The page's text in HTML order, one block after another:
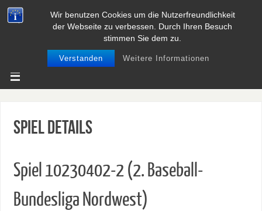
Wir benutzen Cookies um die Nutzerfreundlichkeit
der Webseite zu verbessen. Durch Ihren Besuch
stimmen Sie dem zu.
Verstanden Weitere Informationen
BASEBALL UND SOFTBALL IN
NIEDERSACHSEN
Spiel Details
Spiel 10230402-2 (2. Baseball-
Bundesliga Nordwest)